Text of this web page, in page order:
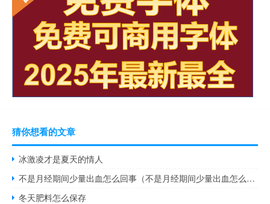
猜你想看的文章
冰激凌才是夏天的情人
不是月经期间少量出血怎么回事（不是月经期间少量出血怎么回事）
冬天肥料怎么保存